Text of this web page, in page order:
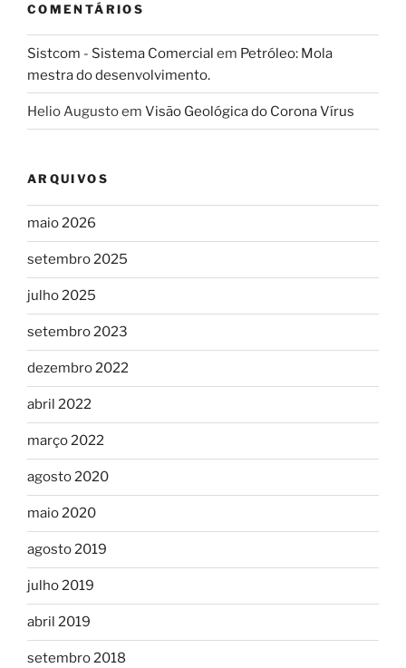
COMENTÁRIOS
Sistcom - Sistema Comercial em Petróleo: Mola
mestra do desenvolvimento.
Helio Augustoem Visão Geológica do Corona Vírus
ARQUIVOS
maio 2026
setembro 2025
julho 2025
setembro 2023
dezembro 2022
abril 2022
março 2022
agosto 2020
maio 2020
agosto 2019
julho 2019
abril 2019
setembro 2018